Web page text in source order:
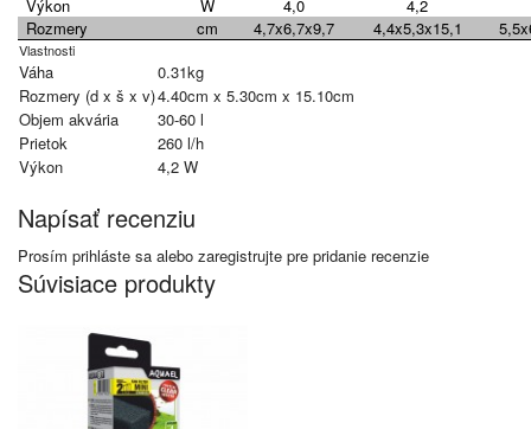
Výkon
W 4,0
4,2
Rozmery
cm 4,7x6,7x9,7 4,4x5,3x15,1
Vlastnosti
Váha
0.31kg
Rozmery (d x š x v)4.40cm x 5.30cm x 15.10cm
Objem akvária
30-60 l
Prietok
260 l/h
Výkon
4,2 W
Napísať recenziu
Prosím prihláste sa alebo zaregistrujte pre pridanie recenzie
Súvisiace produkty